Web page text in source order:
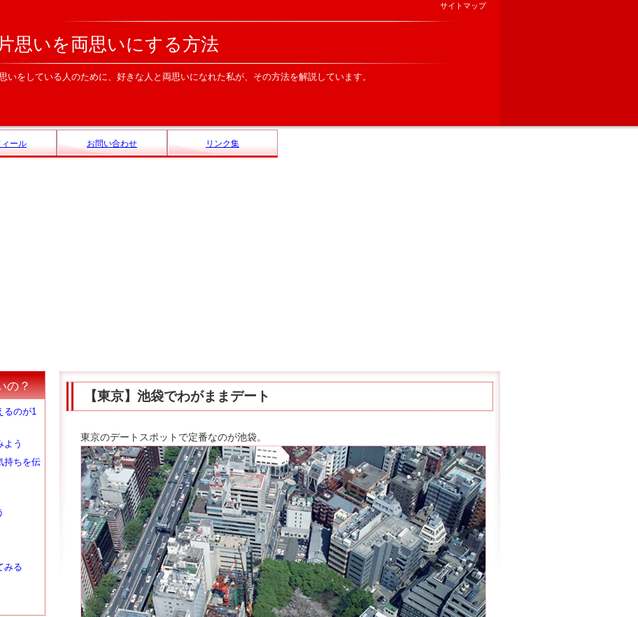
片思いを両思いにする方法
いをしている人のために、好きな人と両思いになれた私が、その方法を解説しています。
サイトマップ
ール お問い合わせ リンク集
【東京】池袋でわがままデート
東京のデートスポットで定番なのが池袋。
の？
るのが1
よう
持ちを伝
みる